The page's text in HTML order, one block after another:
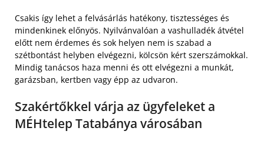
Csakis így lehet a felvásárlás hatékony, tisztességes és
mindenkinek előnyös. Nyilvánvalóan a vashulladék átvétel
előtt nem érdemes és sok helyen nem is szabad a
szétbontást helyben elvégezni, kölcsön kért szerszámokkal.
Mindig tanácsos haza menni és ott elvégezni a munkát,
garázsban, kertben vagy épp az udvaron.
Szakértőkkel várja az ügyfeleket a
MÉHtelep Tatabánya városában